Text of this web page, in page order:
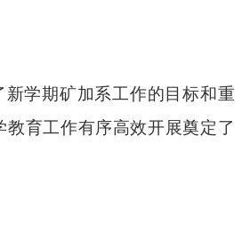
新学期矿加系工作的目标和重
教育工作有序高效开展奠定了